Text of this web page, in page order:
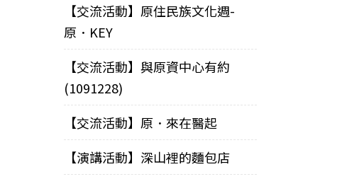
【交流活動】原住民族文化週-
原．KEY
【交流活動】與原資中心有約
(1091228)
【交流活動】原．來在醫起
【演講活動】深山裡的麵包店